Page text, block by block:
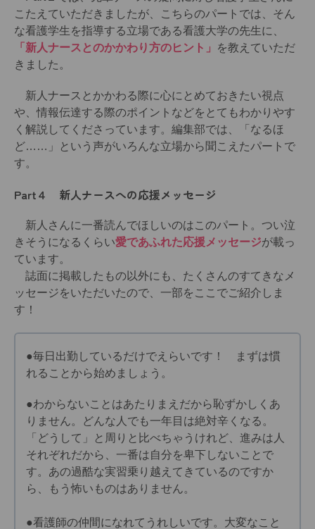
こたえていただきましたが、こちらのパートでは、そん
な看護学生を指導する立場である看護大学の先生に、
「新人ナースとのかかわり方のヒント」
を教えていただ
きました。
新人ナースとかかわる際に心にとめておきたい視点
や、情報伝達する際のポイントなどをとてもわかりやす
く解説してくださっています。編集部では、「なるほ
ど……」という声がいろんな立場から聞こえたパートで
す。
Part４ 新人ナースへの応援メッセージ
新人さんに一番読んでほしいのはこのパート。つい泣
きそうになるくらい愛であふれた応援メッセージが載っ
ています。
誌面に掲載したもの以外にも、たくさんのすてきなメ
ッセージをいただいたので、一部をここでご紹介しま
す！
●毎日出勤しているだけでえらいです！ まずは慣
れることから始めましょう。
●わからないことはあたりまえだから恥ずかしくあ
りません。どんな人でも一年目は絶対辛くなる。
「どうして」と周りと比べちゃうけれど、進みは人
それぞれだから、一番は自分を卑下しないことで
す。あの過酷な実習乗り越えてきているのですか
ら、もう怖いものはありません。
●看護師の仲間になれてうれしいです。大変なこと